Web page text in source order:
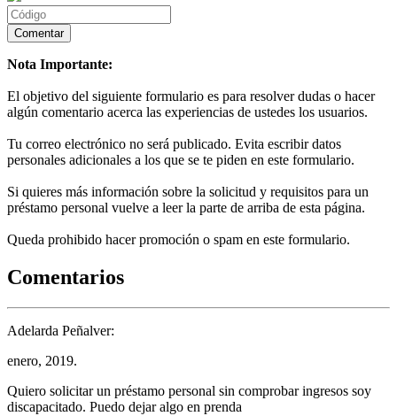
Nota Importante:
El objetivo del siguiente formulario es para resolver dudas o hacer
algún comentario acerca las experiencias de ustedes los usuarios.
Tu correo electrónico no será publicado. Evita escribir datos
personales adicionales a los que se te piden en este formulario.
Si quieres más información sobre la solicitud y requisitos para un
préstamo personal vuelve a leer la parte de arriba de esta página.
Queda prohibido hacer promoción o spam en este formulario.
Comentarios
Adelarda Peñalver:
enero, 2019.
Quiero solicitar un préstamo personal sin comprobar ingresos soy
discapacitado. Puedo dejar algo en prenda